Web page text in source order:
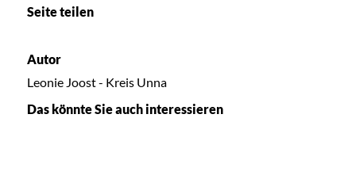
Seite teilen
Autor
Leonie Joost - Kreis Unna
Das könnte Sie auch interessieren